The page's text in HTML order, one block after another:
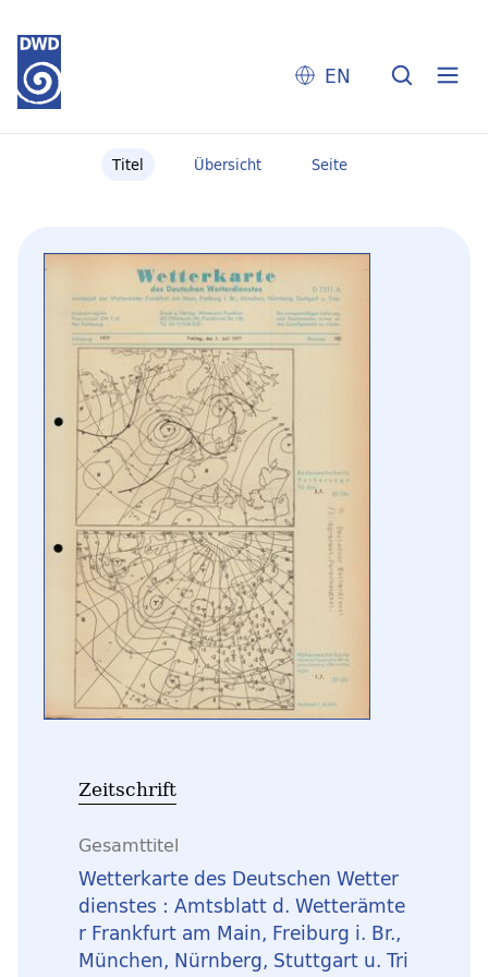
EN
Titel Übersicht Seite
Zeitschrift
Gesamttitel
Wetterkarte des Deutschen Wetter
dienstes : Amtsblatt d. Wetterämte
r Frankfurt am Main, Freiburg i. Br.,
München, Nürnberg, Stuttgart u. Tri